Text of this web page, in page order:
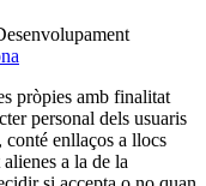
pròpies amb finalitat
personal dels usuaris
conté enllaços a llocs
a la de la